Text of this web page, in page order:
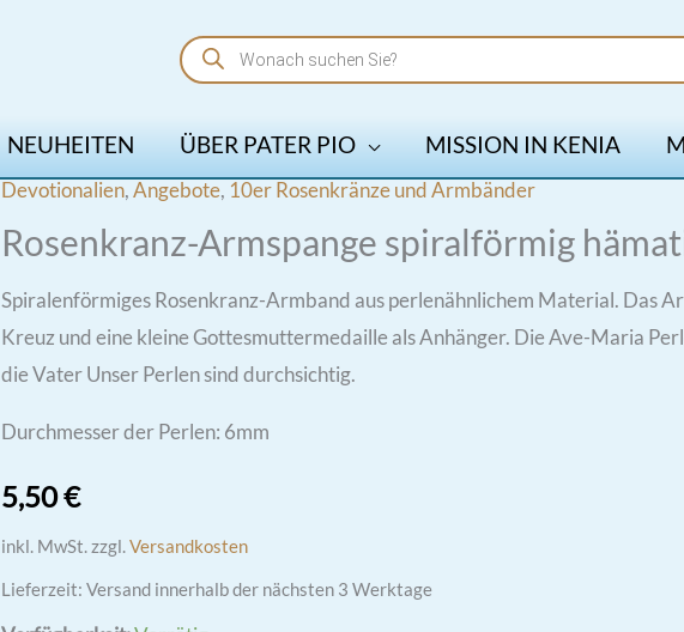
Products
search
NEUHEITEN ÜBER PATER PIO MISSION IN KENIA
Devotionalien,Angebote, 10er Rosenkränze und Armbänder
Rosenkranz-Armspange spiralförmig
Spiralenförmiges Rosenkranz-Armband aus perlenähnlichem Material. Das
Kreuz und eine kleine Gottesmuttermedaille als Anhänger. Die Ave-Maria
die Vater Unser Perlen sind durchsichtig.
Durchmesser der Perlen: 6mm
5,50€
inkl. MwSt.zzgl.Versandkosten
Lieferzeit: Versand innerhalb der nächsten 3 Werktage